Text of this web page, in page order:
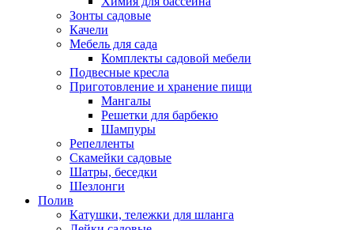
Зонты садовые
Качели
Мебель для сада
Комплекты садовой мебели
Подвесные кресла
Приготовление и хранение пищи
Мангалы
Решетки для барбекю
Шампуры
Репелленты
Скамейки садовые
Шатры, беседки
Шезлонги
Полив
Катушки, тележки для шланга